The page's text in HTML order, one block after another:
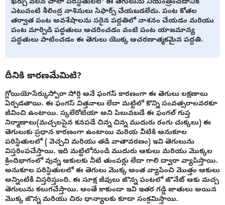
ఖర్చు వలన చాలా పరిస్థితులలో ఈ తెగులును నియంత్రించడానికి
ఎటువంటి శీలింద్ర నాశినులు సిఫార్స్ చేయబడలేదు. పంట కోతల
తర్వాత పంట అవశేషాలను సరైన పద్దతిలో నాశనం చేయడం మరియు
పంట మార్పిడి పద్ధతులు ఆచరించడం వంటి పంట యాజమాన్య
పద్ధతులు పాటించడం ఈ తెగులు యొక్క ఆచరణాత్మకమైన పద్దతి.
దీనికి కారణమేమిటి?
గ్లోయియోసేర్కుస్పోరా సోర్గి అనే ఫంగస్ కారణంగా ఈ తెగులు లక్షణాలు
ఏర్పడతాయి. ఈ ఫంగస్ విత్తనాలు లేదా మట్టిలో కొన్ని సంవత్సరాలవరకూ
జీవించి ఉంటాయి. స్కలేరోటియా అని పిలువబడే ఈ ఫంగల్ గుప్త
నిర్మాణాలు(మచ్చలపైన కనపడే చిన్న చిన్న ముదురు రంగు చుక్కలు) ఈ
తెగులుకు ప్రధాన కారణంగా ఉంటాయి మరియ వీటికి అనుకూల
పరిస్థితులలో ( వెచ్చని మరియు తడి వాతావరణం) ఇవి తెగులును
విస్తరింపచేస్తాయి. ఇది మట్టిలోనుండి ముదురు ఆకులు మరియు మొక్కల
క్రిందిభాగంలో వున్న ఆకులకు నీటి తుంపర్లు లేదా గాలి ద్వారా వ్యాపిస్తాయి.
అనుకూల పరిస్థితులలో ఈ తెగులు మొక్క అంత వ్యాపించి మొత్తం ఆకులు
అన్నింటికీ విస్తరిస్తుంది. ఈ సూక్ష జీవులు జొన్న పంటలో జొనేట్ ఆకు మచ్చ
తెగులును కలుగచేస్తాయి. అంతే కాకుండా ఇవి ఇతర గడ్డి జాతులు అయిన
మొక్క జొన్న మరియు చిరు ధాన్యాలకు కూడా సంక్రమిస్తాయి.